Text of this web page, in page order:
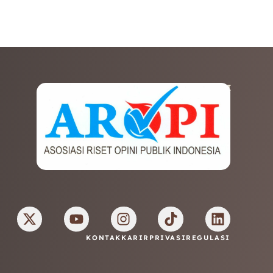
AFILIASI
KONTAK KARIR PRIVASI REGULASI